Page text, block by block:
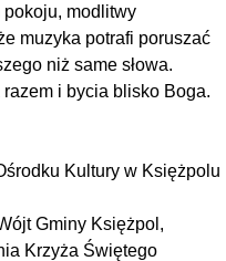
pokoju, modlitwy
muzyka potrafi poruszać
niż same słowa.
i bycia blisko Boga.
Kultury w Księżpolu
Gminy Księżpol,
Krzyża Świętego